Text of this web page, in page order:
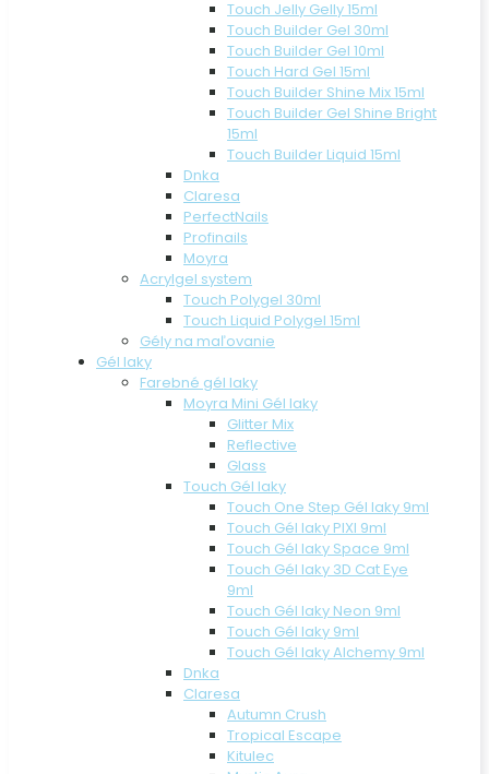
Touch Jelly Gelly 15ml
Touch Builder Gel 30ml
Touch Builder Gel 10ml
Touch Hard Gel 15ml
Touch Builder Shine Mix 15ml
Touch Builder Gel Shine Bright
15ml
Touch Builder Liquid 15ml
Dnka
Claresa
PerfectNails
Profinails
Moyra
Acrylgel system
Touch Polygel 30ml
Touch Liquid Polygel 15ml
Gély na maľovanie
Gél laky
Farebné gél laky
Moyra Mini Gél laky
Glitter Mix
Reflective
Glass
Touch Gél laky
Touch One Step Gél laky 9ml
Touch Gél laky PIXI 9ml
Touch Gél laky Space 9ml
Touch Gél laky 3D Cat Eye
9ml
Touch Gél laky Neon 9ml
Touch Gél laky 9ml
Touch Gél laky Alchemy 9ml
Dnka
Claresa
Autumn Crush
Tropical Escape
Kitulec